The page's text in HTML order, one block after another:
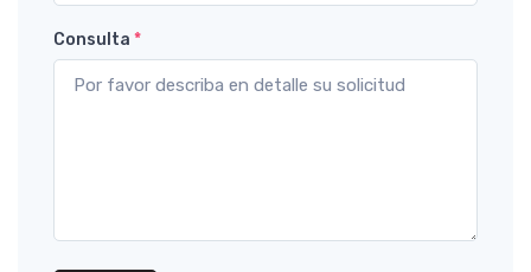
Consulta *